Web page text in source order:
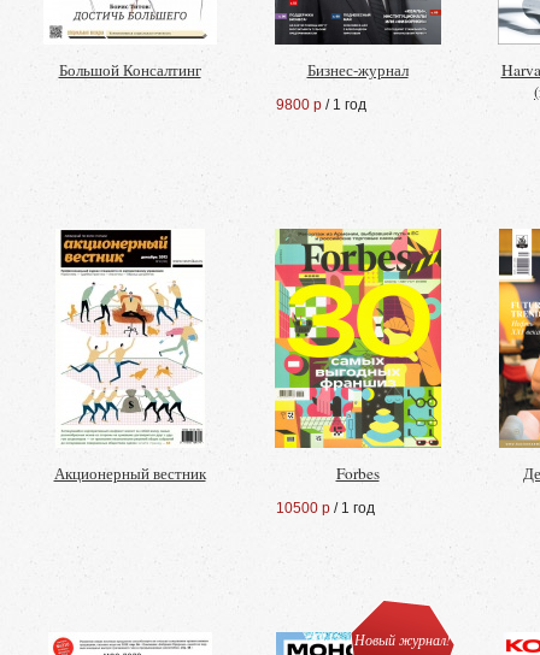
Большой Консалтинг Бизнес-журнал
9800 р / 1 год
Акционерный вестник Forbes
10500 р / 1 год
Новый журнал!